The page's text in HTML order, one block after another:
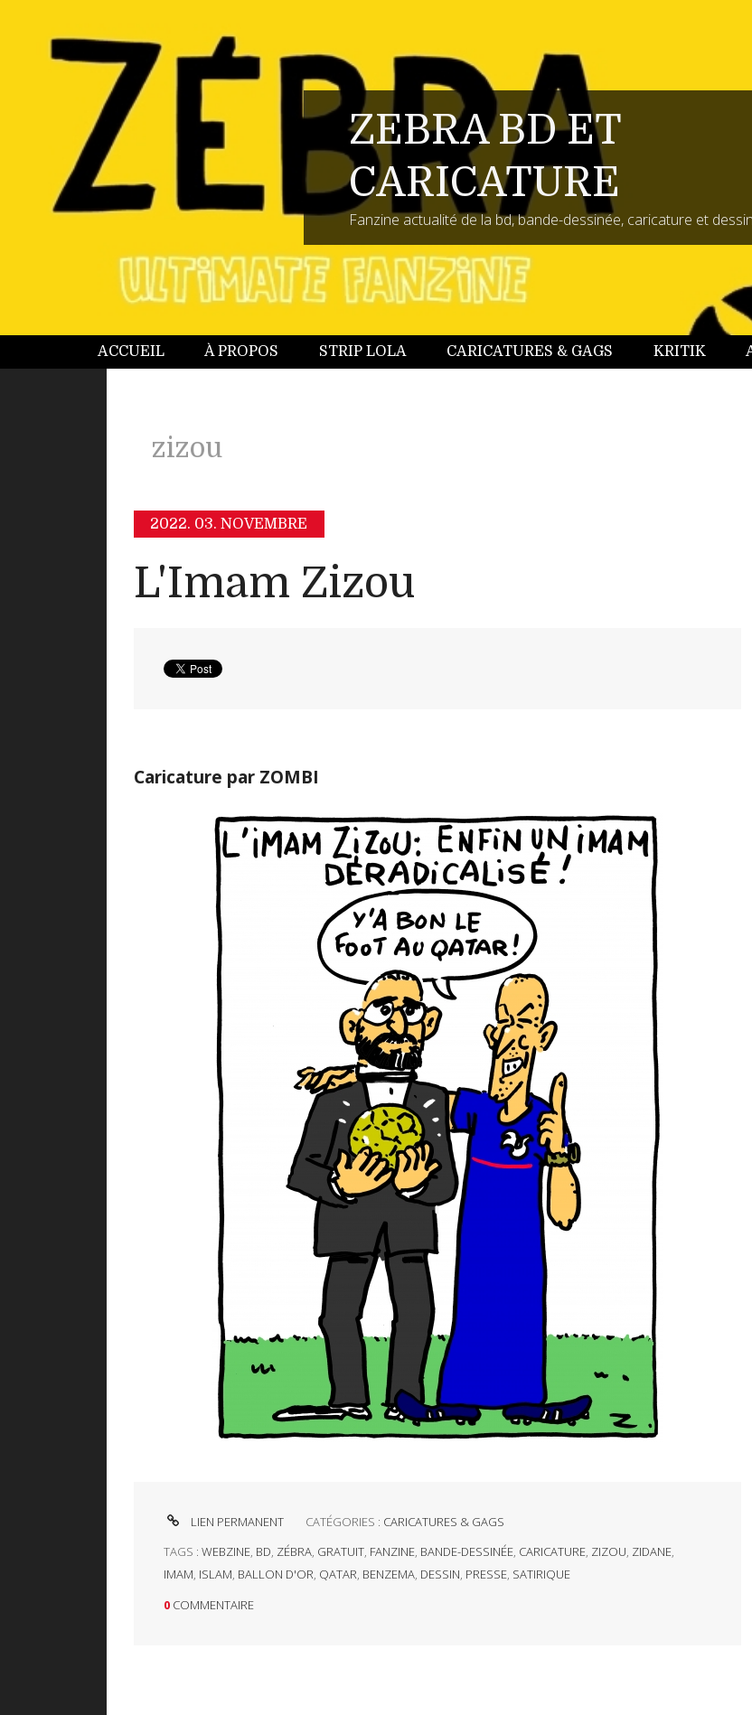
ZEBRA BD ET
CARICATURE
Fanzine actualité de la bd, bande-dessinée, caricature et
ACCUEIL À PROPOS STRIP LOLA CARICATURES & GAGS KRITIK
zizou
2022. 03. NOVEMBRE
L'Imam Zizou
Caricature par ZOMBI
LIEN PERMANENT CATÉGORIES : CARICATURES & GAGS
TAGS : WEBZINE, BD, ZÉBRA, GRATUIT, FANZINE, BANDE-DESSINÉE, CARICATURE, ZIZOU, ZIDANE,
IMAM, ISLAM, BALLON D'OR, QATAR, BENZEMA, DESSIN, PRESSE, SATIRIQUE
0 COMMENTAIRE